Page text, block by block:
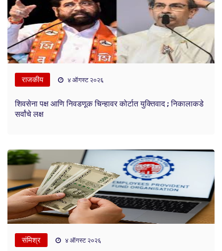
राजकीय ४ ऑगस्ट २०२६
शिवसेना पक्ष आणि निवडणूक चिन्हावर कोर्टात युक्तिवाद ; निकालाकडे
सर्वांचे लक्ष
संमिश्र ४ ऑगस्ट २०२६